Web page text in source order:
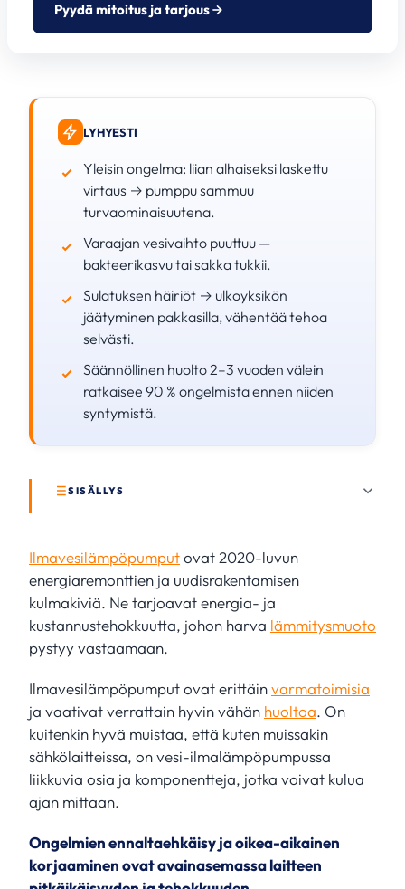
Pyydä mitoitus ja tarjous
LYHYESTI
Yleisin ongelma: liian alhaiseksi laskettu
virtaus → pumppu sammuu
turvaominaisuutena.
Varaajan vesivaihto puuttuu —
bakteerikasvu tai sakka tukkii.
Sulatuksen häiriöt → ulkoyksikön
jäätyminen pakkasilla, vähentää tehoa
selvästi.
Säännöllinen huolto 2–3 vuoden välein
ratkaisee 90 % ongelmista ennen niiden
syntymistä.
SISÄLLYS
Ilmavesilämpöpumputovat 2020-luvun
energiaremonttien ja uudisrakentamisen
kulmakiviä. Ne tarjoavat energia- ja
kustannustehokkuutta, johon harva lämmitysmuoto
pystyy vastaamaan.
Ilmavesilämpöpumput ovat erittäinvarmatoimisia
ja vaativat verrattain hyvin vähän huoltoa. On
kuitenkin hyvä muistaa, että kuten muissakin
sähkölaitteissa, on vesi-ilmalämpöpumpussa
liikkuvia osia ja komponentteja, jotka voivat kulua
ajan mittaan.
Ongelmien ennaltaehkäisy ja oikea-aikainen
korjaaminen ovat avainasemassa laitteen